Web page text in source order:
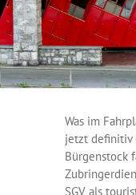
Was im
jetzt definitiv
Bürgenstock
SGV als